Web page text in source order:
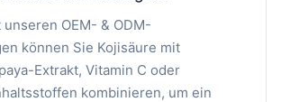
OEM- & ODM-
können Sie Kojisäure mit
Extrakt, Vitamin C oder
kombinieren, um ein